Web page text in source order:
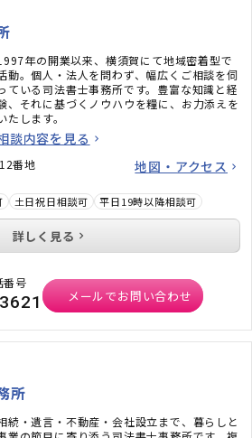
年の開業以来、横須賀にて地域密着型で
動。個人・法人を問わず、幅広くご相談を伺
ている司法書士事務所です。豊富な知識と経
、それに基づくノウハウを糧に、お力添えを
たします。
談内容を見る
番地 地図・アクセス
土日祝日相談可 平日19時以降相談可
詳しく見る
番号
メールでお問い合わせ
所
続・遺言・不動産・会社設立まで、暮らしと